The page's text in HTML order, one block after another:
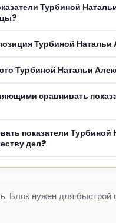
Турбиной
Турбиной Натальи
Турбиной Натальи
сравнивать
показатели Турбиной
дел?
Блок нужен для быстрой